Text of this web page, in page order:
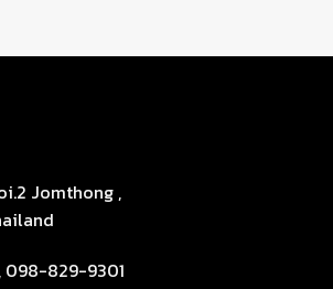
Jomthong ,
098-829-9301